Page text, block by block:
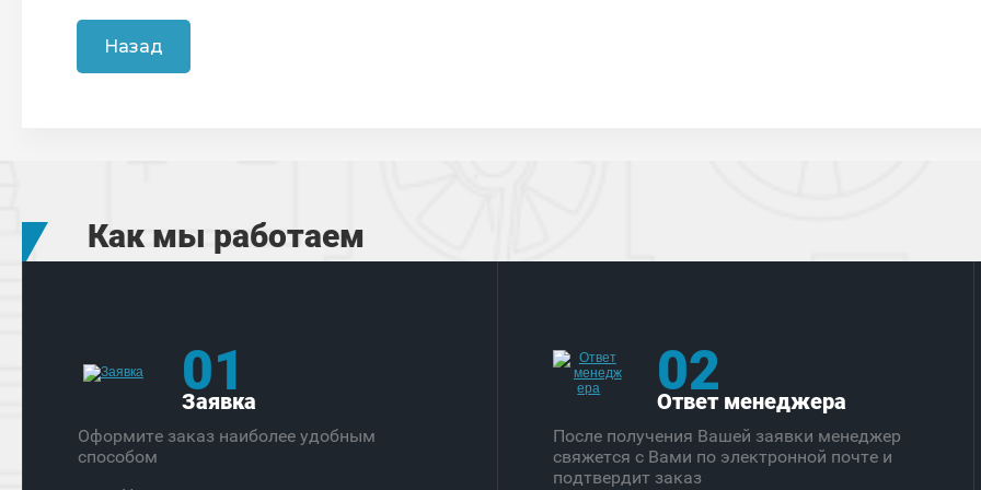
Назад
Как мы работаем
01
Заявка
Оформите заказ наиболее удобным
способом
02
Ответ менеджера
После получения Вашей заявки менеджер
свяжется с Вами по электронной почте и
подтвердит заказ